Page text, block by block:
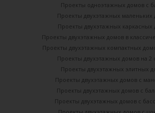
Проекты одноэтажных домов с
Проекты двухэтажных маленьких
Проекты двухэтажных каркасных
Проекты двухэтажных домов в
Проекты двухэтажных компактных
Проекты двухэтажных домов на 2
Проекты двухэтажных элитных
Проекты двухэтажных домов с
Проекты двухэтажных домов с
Проекты двухэтажных домов с